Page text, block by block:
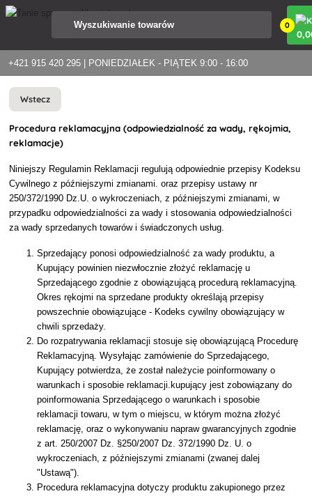
+421 915 420 295 | PONIEDZIAŁEK - PIĄTEK 9:00 - 16:00
0
0
Wstecz
Procedura reklamacyjna (odpowiedzialność za wady, rękojmia,
reklamacje)
Niniejszy Regulamin Reklamacji regulują odpowiednie przepisy Kodeksu
Cywilnego z późniejszymi zmianami. oraz przepisy ustawy nr
250/372/1990 Dz.U. o wykroczeniach, z późniejszymi zmianami, w
przypadku odpowiedzialności za wady i stosowania odpowiedzialności
za wady sprzedanych towarów i świadczonych usług.
Sprzedający ponosi odpowiedzialność za wady produktu, a
Kupujący powinien niezwłocznie złożyć reklamację u
Sprzedającego zgodnie z obowiązującą procedurą reklamacyjną.
Okres rękojmi na sprzedane produkty określają przepisy
powszechnie obowiązujące - Kodeks cywilny obowiązujący w
chwili sprzedaży.
Do rozpatrywania reklamacji stosuje się obowiązującą Procedurę
Reklamacyjną. Wysyłając zamówienie do Sprzedającego,
Kupujący potwierdza, że został należycie poinformowany o
warunkach i sposobie reklamacji.kupujący jest zobowiązany do
poinformowania Sprzedającego o warunkach i sposobie
reklamacji towaru, w tym o miejscu, w którym można złożyć
reklamację, oraz o wykonywaniu napraw gwarancyjnych zgodnie
z art. 250/2007 Dz. §250/2007 Dz. 372/1990 Dz. U. o
wykroczeniach, z późniejszymi zmianami (zwanej dalej
"Ustawą").
Procedura reklamacyjna dotyczy produktu zakupionego przez